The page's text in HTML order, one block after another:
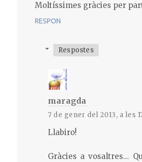
Moltíssimes gràcies per
RESPON
Respostes
maragda
7 de gener del 2013, a les
Llabiro!
Gràcies a vosaltres...